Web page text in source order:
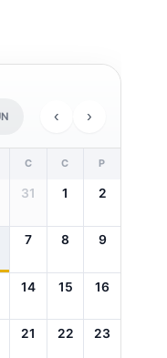
‹ ›
C C P
31 1 2
7 8 9
14 15 16
21 22 23